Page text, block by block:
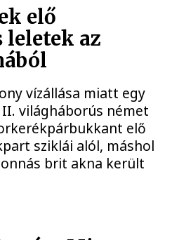
elő
az
vízállása miatt egy
világháborús német
elő
sziklái alól, máshol
brit akna került